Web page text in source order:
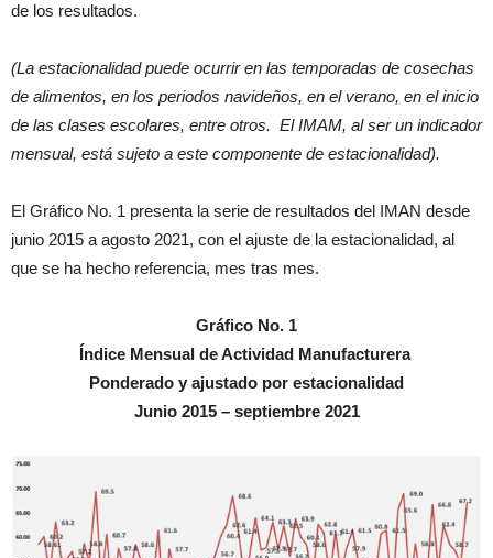
de los resultados.
(La estacionalidad puede ocurrir en las temporadas de cosechas
de alimentos, en los periodos navideños, en el verano, en el inicio
de las clases escolares, entre otros. El IMAM, al ser un indicador
mensual, está sujeto a este componente de estacionalidad).
El Gráfico No. 1 presenta la serie de resultados del IMAN desde
junio 2015 a agosto 2021, con el ajuste de la estacionalidad, al
que se ha hecho referencia, mes tras mes.
Gráfico No. 1
Índice Mensual de Actividad Manufacturera
Ponderado y ajustado por estacionalidad
Junio 2015 – septiembre 2021